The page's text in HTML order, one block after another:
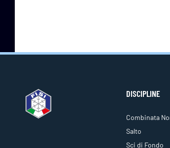
DISCIPLINE
Combinata
Salto
Sci di Fondo